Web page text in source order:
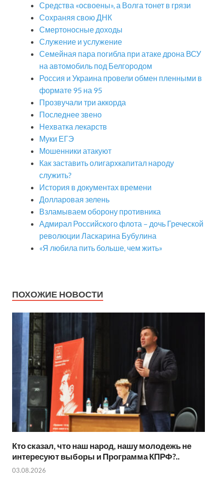
Средства «освоены», а Волга тонет в грязи
Сохраняя свою ДНК
Смертоносные доходы
Служение и услужение
Семейная пара погибла при атаке дрона ВСУ
на автомобиль под Белгородом
Россия и Украина провели обмен пленными в
формате 95 на 95
Прозвучали три аккорда
Последнее звено
Нехватка лекарств
Муки ЕГЭ
Мошенники атакуют
Как заставить олигархкапитал народу
служить?
История в документах времени
Долларовая зелень
Взламываем оборону противника
Адмирал Российского флота – дочь Греческой
революции Ласкарина Бубулина
«Я любила пить больше, чем жить»
ПОХОЖИЕ НОВОСТИ
Кто сказал, что наш народ, нашу молодежь не
интересуют выборы и Программа КПРФ?..
03.08.2026